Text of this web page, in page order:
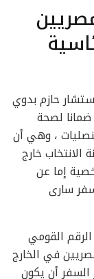
حازم بدوي
ضمانا لصحة
، وهي أن
خارج
إما عن
سارى
القومي
في الخارج
السفر أن يكون